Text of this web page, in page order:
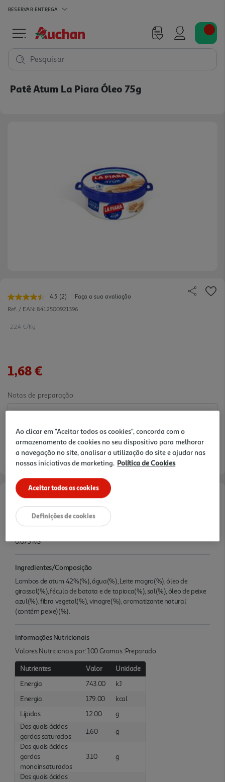
RESERVAR ENTREGA
Pesquisar
Patê Atum La Piara Óleo 75g
4.5 Leu
2
(2)
Faça a sua avaliação
Ref. / EAN: 8412500921396
22.4 €/Kg
1,68 €
Notas de preparação
Características
Quantidade Liquida
0.075 KG
Ingredientes/Composição
Lombos de atum 42%(%), água(%), Leite magro(%), óleo de
girassol(%), fécula de batata e de tapioca(%), sal(%), óleo de peixe
azul(%), fibra vegetal(%), vinagre(%), aromatizante natural
(contém peixe)(%).
Informações Nutricionais
Valores Nutricionais por: 100 Gramas :Preparado
Nutrientes Valor
Unidade
Energia
743.00
kJ
Energia
179.00
kcal
Lípidos
12.00
g
Dos quais ácidos
gordos saturados
1.60
g
Dos quais ácidos
gordos
monoinsaturados
3.10 g
Dos quais ácidos
Ao clicar em "Aceitar todos os cookies", concorda com o
armazenamento de cookies no seu dispositivo para melhorar
a navegação no site, analisar a utilização do site e ajudar nas
nossas iniciativas de marketing. Política de Cookies
Aceitar todos os cookies
Definições de cookies